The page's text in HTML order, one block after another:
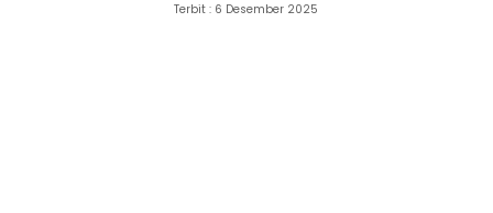
Terbit : 6 Desember 2025